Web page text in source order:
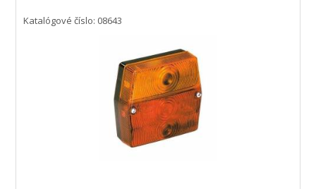
Katalógové číslo: 08643